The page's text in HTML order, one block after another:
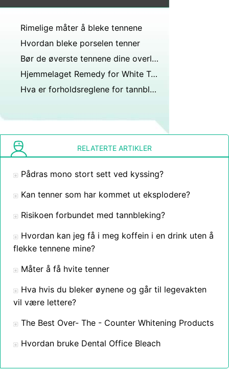
Rimelige måter å bleke tennene
Hvordan bleke porselen tenner
Bør de øverste tennene dine overlappe bunnen litt?
Hjemmelaget Remedy for White Teeth
Hva er forholdsreglene for tannbleking?
RELATERTE ARTIKLER
Pådras mono stort sett ved kyssing?
Kan tenner som har kommet ut eksplodere?
Risikoen forbundet med tannbleking?
Hvordan kan jeg få i meg koffein i en drink uten å
flekke tennene mine?
Måter å få hvite tenner
Hva hvis du bleker øynene og går til legevakten
vil være lettere?
The Best Over- The - Counter Whitening Products
Hvordan bruke Dental Office Bleach